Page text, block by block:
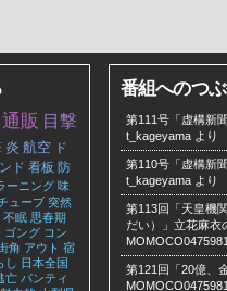
通販 目撃
炎 航空 ド
ド 看板 防
ーニング 味
ューブ 突然
不眠 思春期
ゴング コン
角 アウト 宿
し 日本全国
亡 パンティ
番組へのつ
第111号「虚構新
t_kageyama より
第110号「虚構新
t_kageyama より
第113回「天皇機
だい）」立花麻衣
第121回「20億、